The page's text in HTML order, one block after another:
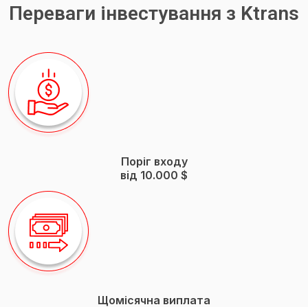
Переваги інвестування з Ktrans
Поріг входу
вiд 10.000 $
Щомісячна виплата